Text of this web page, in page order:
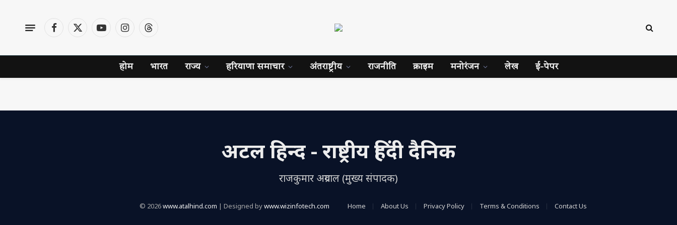
Facebook
X
YouTubeInstagramThreads
होम भारत राज्य हरियाणा समाचार अंतराष्ट्रीय राजनीति क्राइम मनोरंजन लेख ई-पेपर
अटल हिन्द - राष्ट्रीय हिंदी दैनिक
राजकुमार अग्रवाल (मुख्य संपादक)
© 2026www.atalhind.com | Designed bywww.wizinfotech.com Home About Us Privacy Policy Terms & Conditions Contact Us